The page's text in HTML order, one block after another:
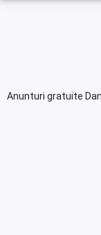
Anunturi gratuite